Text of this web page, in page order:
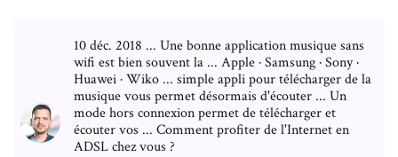
10 déc. 2018 ... Une bonne application musique sans
wifi est bien souvent la ... Apple · Samsung · Sony ·
Huawei · Wiko ... simple appli pour télécharger de la
musique vous permet désormais d'écouter ... Un
mode hors connexion permet de télécharger et
écouter vos ... Comment profiter de l'Internet en
ADSL chez vous ?